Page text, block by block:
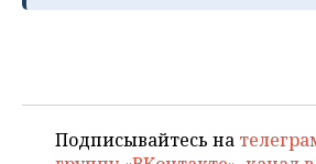
Подписывайтесь на